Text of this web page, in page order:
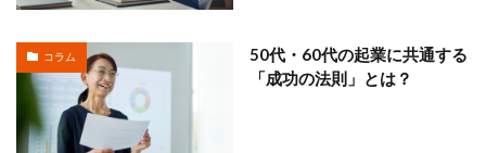
コラム
50代・60代の起業に共通する
「成功の法則」とは？